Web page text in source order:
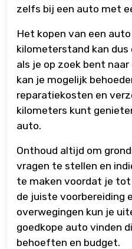
zelfs bij een auto met
Het kopen van een
kilometerstand kan dus
als je op zoek bent
kan je mogelijk
reparatiekosten en
kilometers kunt
auto.
Onthoud altijd om
vragen te stellen en
te maken voordat je
de juiste voorbereiding
overwegingen kun je
goedkope auto vinden
behoeften en budget.